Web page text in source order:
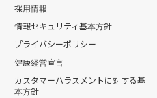
採用情報
情報セキュリティ基本方針
プライバシーポリシー
健康経営宣言
カスタマーハラスメントに対する基
本方針